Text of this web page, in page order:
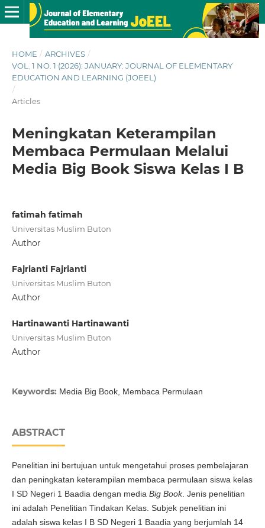
HOME / ARCHIVES /
VOL. 1 NO. 1 (2026): JANUARY: JOURNAL OF ELEMENTARY
EDUCATION AND LEARNING (JOEEL)
/
Articles
Meningkatan Keterampilan
Membaca Permulaan Melalui
Media Big Book Siswa Kelas I B
fatimah fatimah
Universitas Muslim Buton
Author
Fajrianti Fajrianti
Universitas Muslim Buton
Author
Hartinawanti Hartinawanti
Universitas Muslim Buton
Author
Keywords: Media Big Book, Membaca Permulaan
ABSTRACT
Penelitian ini bertujuan untuk mengetahui proses pembelajaran
dan peningkatan keterampilan membaca permulaan siswa kelas
I SD Negeri 1 Baadia dengan media Big Book. Jenis penelitian
ini adalah Penelitian Tindakan Kelas. Subjek penelitian ini
adalah siswa kelas I B SD Negeri 1 Baadia yang berjumlah 14